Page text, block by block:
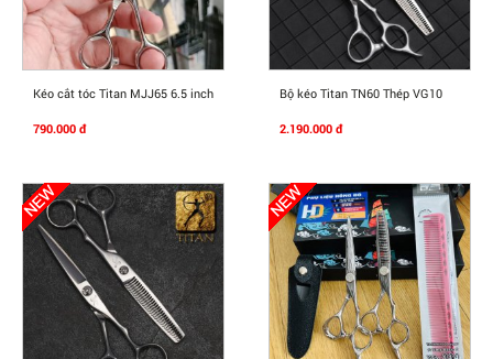
Mua Ngay
Kéo cắt tóc Titan MJJ65 6.5 inch
790.000 đ
Mua Ngay
Bộ kéo Titan TN60 Thép VG10
2.190.000 đ